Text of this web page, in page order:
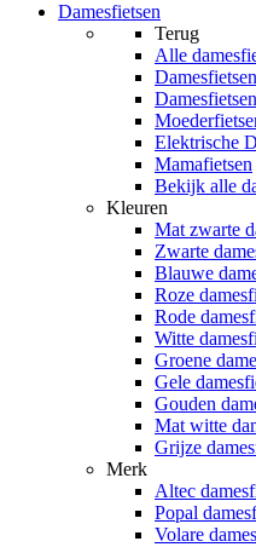
Damesfietsen
Terug
Alle
Elektrische
Mamafietsen
Bekijk alle
Kleuren
Mat zwarte
Zwarte
Blauwe
Roze
Rode
Witte
Groene
Gele
Gouden
Mat witte
Grijze
Merk
Altec
Popal
Volare